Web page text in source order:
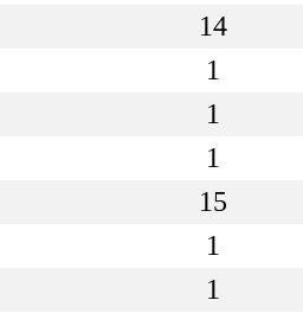
14
1
1
1
15
1
1